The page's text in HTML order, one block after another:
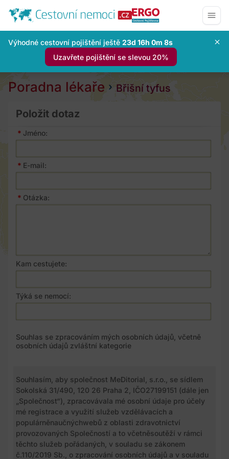
Výhodné cestovní pojištění ještě 23d 16h 0m 7s
Uzavřete pojištění se slevou 20%
Poradna lékaře Břišní tyfus
Položit dotaz
* Jméno:
* E-mail:
* Otázka:
Kam cestujete:
Týká se nemocí:
Souhlas se zpracováním mých osobních údajů, včetně
osobních údajů zvláštní kategorie
Souhlasím, aby společnost MeDitorial, s.r.o., se sídlem
Sokolská 31/490, 120 26 Praha 2, IČO27199151 (dále jen
„Společnost“), zpracovávala mé osobní údaje pro účely
mé registrace a využití služeb vzdělávacích a
populárněnaučnýchwebů z oblasti zdravotnictví
provozovaných Společností a to včetněsoutěží v rámci
těchto služeb pořádaných, v souladu se zákonem
č.110/2019 Sb., o zpracování osobních údajů a v souladu